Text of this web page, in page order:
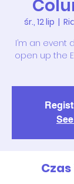
śr., 12 lip
  |
I’m an event
open up the